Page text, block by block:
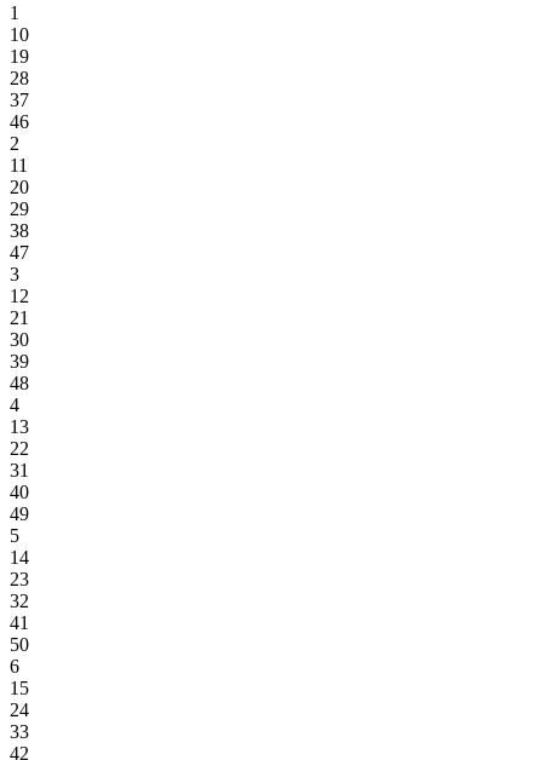
1
10
19
28
37
46
2
11
20
29
38
47
3
12
21
30
39
48
4
13
22
31
40
49
5
14
23
32
41
50
6
15
24
33
42